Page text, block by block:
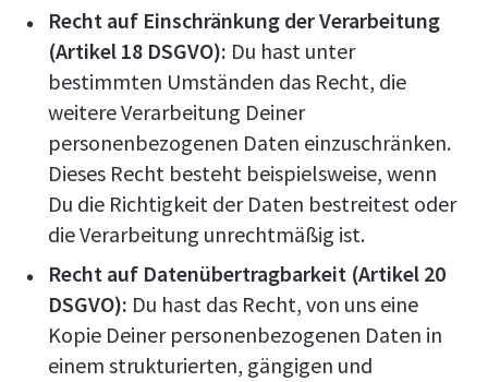
Recht auf Einschränkung der Verarbeitung
(Artikel 18 DSGVO): Du hast unter
bestimmten Umständen das Recht, die
weitere Verarbeitung Deiner
personenbezogenen Daten einzuschränken.
Dieses Recht besteht beispielsweise, wenn
Du die Richtigkeit der Daten bestreitest oder
die Verarbeitung unrechtmäßig ist.
Recht auf Datenübertragbarkeit (Artikel 20
DSGVO): Du hast das Recht, von uns eine
Kopie Deiner personenbezogenen Daten in
einem strukturierten, gängigen und